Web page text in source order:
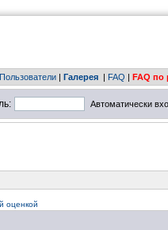
Пользователи | Галерея | FAQ | FAQ по
Автоматически
оценкой